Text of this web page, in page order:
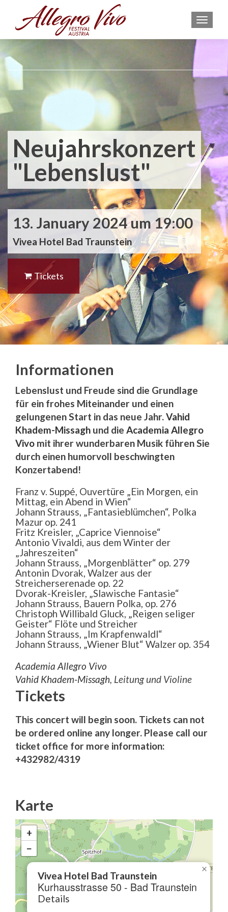
Neujahrskonzert
"Lebenslust"
13. January 2024 um 19:00
Vivea Hotel Bad Traunstein
Tickets
Informationen
Lebenslust und Freude sind die Grundlage
für ein frohes Miteinander und einen
gelungenen Start in das neue Jahr.Vahid
Khadem-Missagh und die Academia Allegro
Vivo mit ihrer wunderbaren Musik führen Sie
durch einen humorvoll beschwingten
Konzertabend!
Franz v. Suppé, Ouvertüre „Ein Morgen, ein
Mittag, ein Abend in Wien“
Johann Strauss, „Fantasieblümchen“, Polka
Mazur op. 241
Fritz Kreisler, „Caprice Viennoise“
Antonio Vivaldi, aus dem Winter der
„Jahreszeiten“
Johann Strauss, „Morgenblätter“ op. 279
Antonin Dvorak, Walzer aus der
Streicherserenade op. 22
Dvorak-Kreisler, „Slawische Fantasie“
Johann Strauss, Bauern Polka, op. 276
Christoph Willibald Gluck, „Reigen seliger
Geister“ Flöte und Streicher
Johann Strauss, „Im Krapfenwaldl“
Johann Strauss, „Wiener Blut“ Walzer op. 354
Academia Allegro Vivo
Vahid Khadem-Missagh, Leitung und Violine
Tickets
This concert will begin soon. Tickets can not
be ordered online any longer. Please call our
ticket office for more information:
+432982/4319
Karte
Vivea Hotel Bad Traunstein
Kurhausstrasse 50 - Bad Traunstein
Details
×
+
−